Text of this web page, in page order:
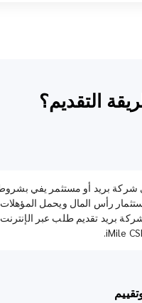
التقديم؟
رأس المال ويحمل المؤهلات
بريد تقديم طلب عبر الإنترنت